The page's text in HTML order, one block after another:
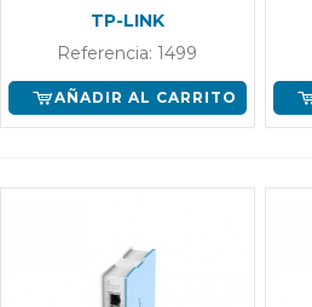
TP-LINK
Referencia: 1499
AÑADIR AL CARRITO